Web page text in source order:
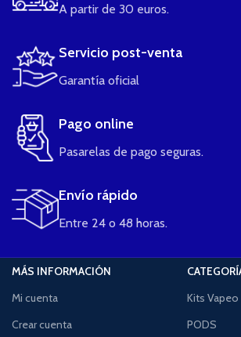
A partir de 30 euros.
Servicio post-venta
Garantía oficial
Pago online
Pasarelas de pago seguras.
Envío rápido
Entre 24 o 48 horas.
MÁS INFORMACIÓN
Mi cuenta
Crear cuenta
Kits Vapeo
PODS